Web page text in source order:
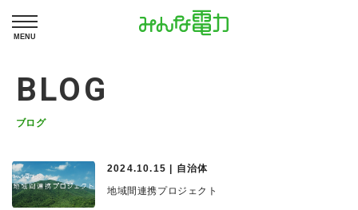
MENU
BLOG
ブログ
2024.10.15 | 自治体
地域間連携プロジェクト